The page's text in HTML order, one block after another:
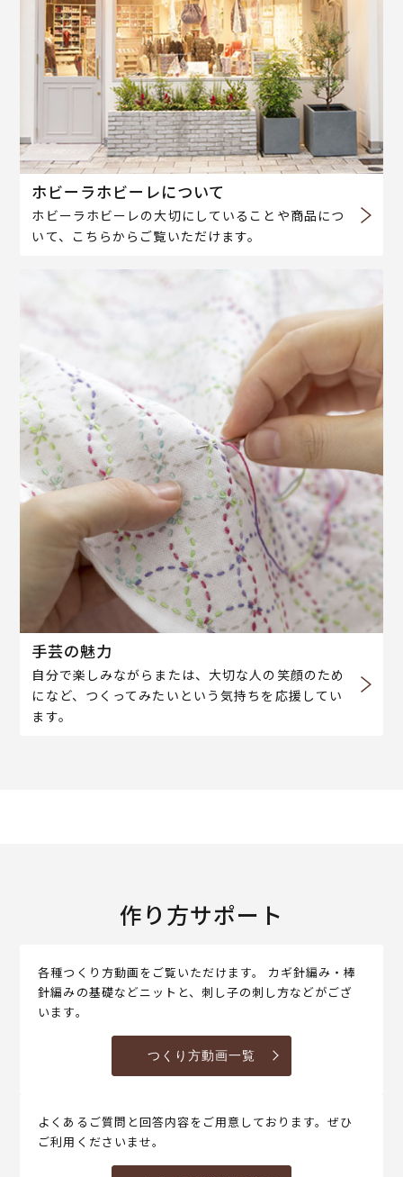
ホビーラホビーレについて
ホビーラホビーレの大切にしていることや商品につ
いて、こちらからご覧いただけます。
手芸の魅力
自分で楽しみながらまたは、大切な人の笑顔のため
になど、つくってみたいという気持ちを応援してい
ます。
作り方サポート
各種つくり方動画をご覧いただけます。 カギ針編み・棒
針編みの基礎などニットと、刺し子の刺し方などがござ
います。
つくり方動画一覧
よくあるご質問と回答内容をご用意しております。ぜひ
ご利用くださいませ。